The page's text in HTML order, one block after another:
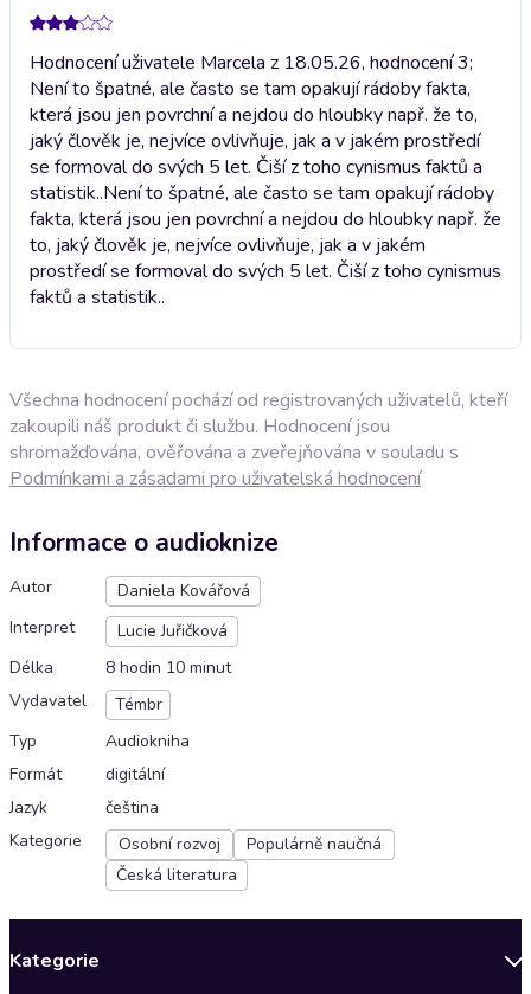
Hodnocení uživatele Marcela z 18.05.26, hodnocení 3;
Není to špatné, ale často se tam opakují rádoby fakta,
která jsou jen povrchní a nejdou do hloubky např. že to,
jaký člověk je, nejvíce ovlivňuje, jak a v jakém prostředí
se formoval do svých 5 let. Čiší z toho cynismus faktů a
statistik..Není to špatné, ale často se tam opakují rádoby
fakta, která jsou jen povrchní a nejdou do hloubky např. že
to, jaký člověk je, nejvíce ovlivňuje, jak a v jakém
prostředí se formoval do svých 5 let. Čiší z toho cynismus
faktů a statistik..
Všechna hodnocení pochází od registrovaných uživatelů, kteří
zakoupili náš produkt či službu. Hodnocení jsou
shromažďována, ověřována a zveřejňována v souladu s
Podmínkami a zásadami pro uživatelská hodnocení
Informace o audioknize
Autor
Daniela Kovářová
Interpret
Lucie Juřičková
Délka
8 hodin 10 minut
Vydavatel
Témbr
Typ
Audiokniha
Formát
digitální
Jazyk
čeština
Kategorie
Osobní rozvoj
Populárně naučná
Česká literatura
Kategorie